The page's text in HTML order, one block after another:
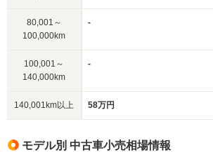
80,001～
100,000km
-
100,001～
140,000km
-
140,001km以上 58万円
モデル別 中古車小売相場情報